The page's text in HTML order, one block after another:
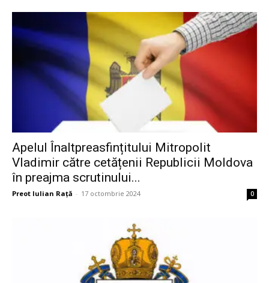
Apelul Înaltpreasfințitului Mitropolit
Vladimir către cetățenii Republicii Moldova
în preajma scrutinului...
Preot Iulian Raţă - 17 octombrie 2024 0